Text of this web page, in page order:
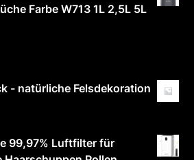
Farbe W713 1L 2,5L 5L
- natürliche Felsdekoration
99,97% Luftfilter für